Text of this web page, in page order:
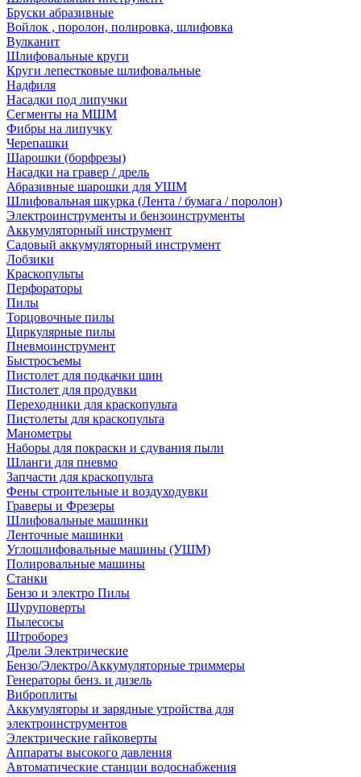
Бруски абразивные
Войлок , поролон, полировка, шлифовка
Вулканит
Шлифовальные круги
Круги лепестковые шлифовальные
Надфиля
Насадки под липучки
Сегменты на МШМ
Фибры на липучку
Черепашки
Шарошки (борфрезы)
Насадки на гравер / дрель
Абразивные шарошки для УШМ
Шлифовальная шкурка (Лента / бумага / поролон)
Электроинструменты и бензоинструменты
Аккумуляторный инструмент
Садовый аккумуляторный инструмент
Лобзики
Краскопульты
Перфораторы
Пилы
Торцовочные пилы
Циркулярные пилы
Пневмоинструмент
Быстросъемы
Пистолет для подкачки шин
Пистолет для продувки
Переходники для краскопульта
Пистолеты для краскопульта
Манометры
Наборы для покраски и сдувания пыли
Шланги для пневмо
Запчасти для краскопульта
Фены строительные и воздуходувки
Граверы и Фрезеры
Шлифовальные машинки
Ленточные машинки
Углошлифовальные машины (УШМ)
Полировальные машины
Станки
Бензо и электро Пилы
Шуруповерты
Пылесосы
Штроборез
Дрели Электрические
Бензо/Электро/Аккумуляторные триммеры
Генераторы бенз. и дизель
Виброплиты
Аккумуляторы и зарядные утройства для
электроинструментов
Электрические гайковерты
Аппараты высокого давления
Автоматические станции водоснабжения